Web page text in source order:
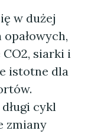
w dużej
CO2, siarki i
istotne dla
cykl
zmiany